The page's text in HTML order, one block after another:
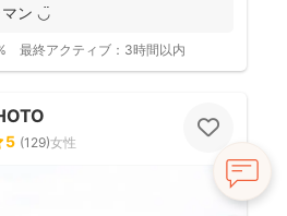
マン ◡̈
最終アクティブ： 3時間以内
5 (129)女性